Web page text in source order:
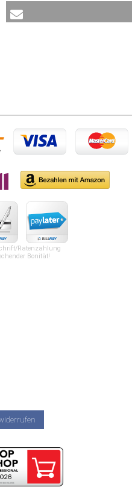
Ratenzahlung
Bonität!